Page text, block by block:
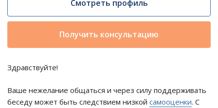
Смотреть профиль
Получить консультацию
Здравствуйте!
Ваше нежелание общаться и через силу поддерживать
беседу может быть следствием низкой самооценки. С